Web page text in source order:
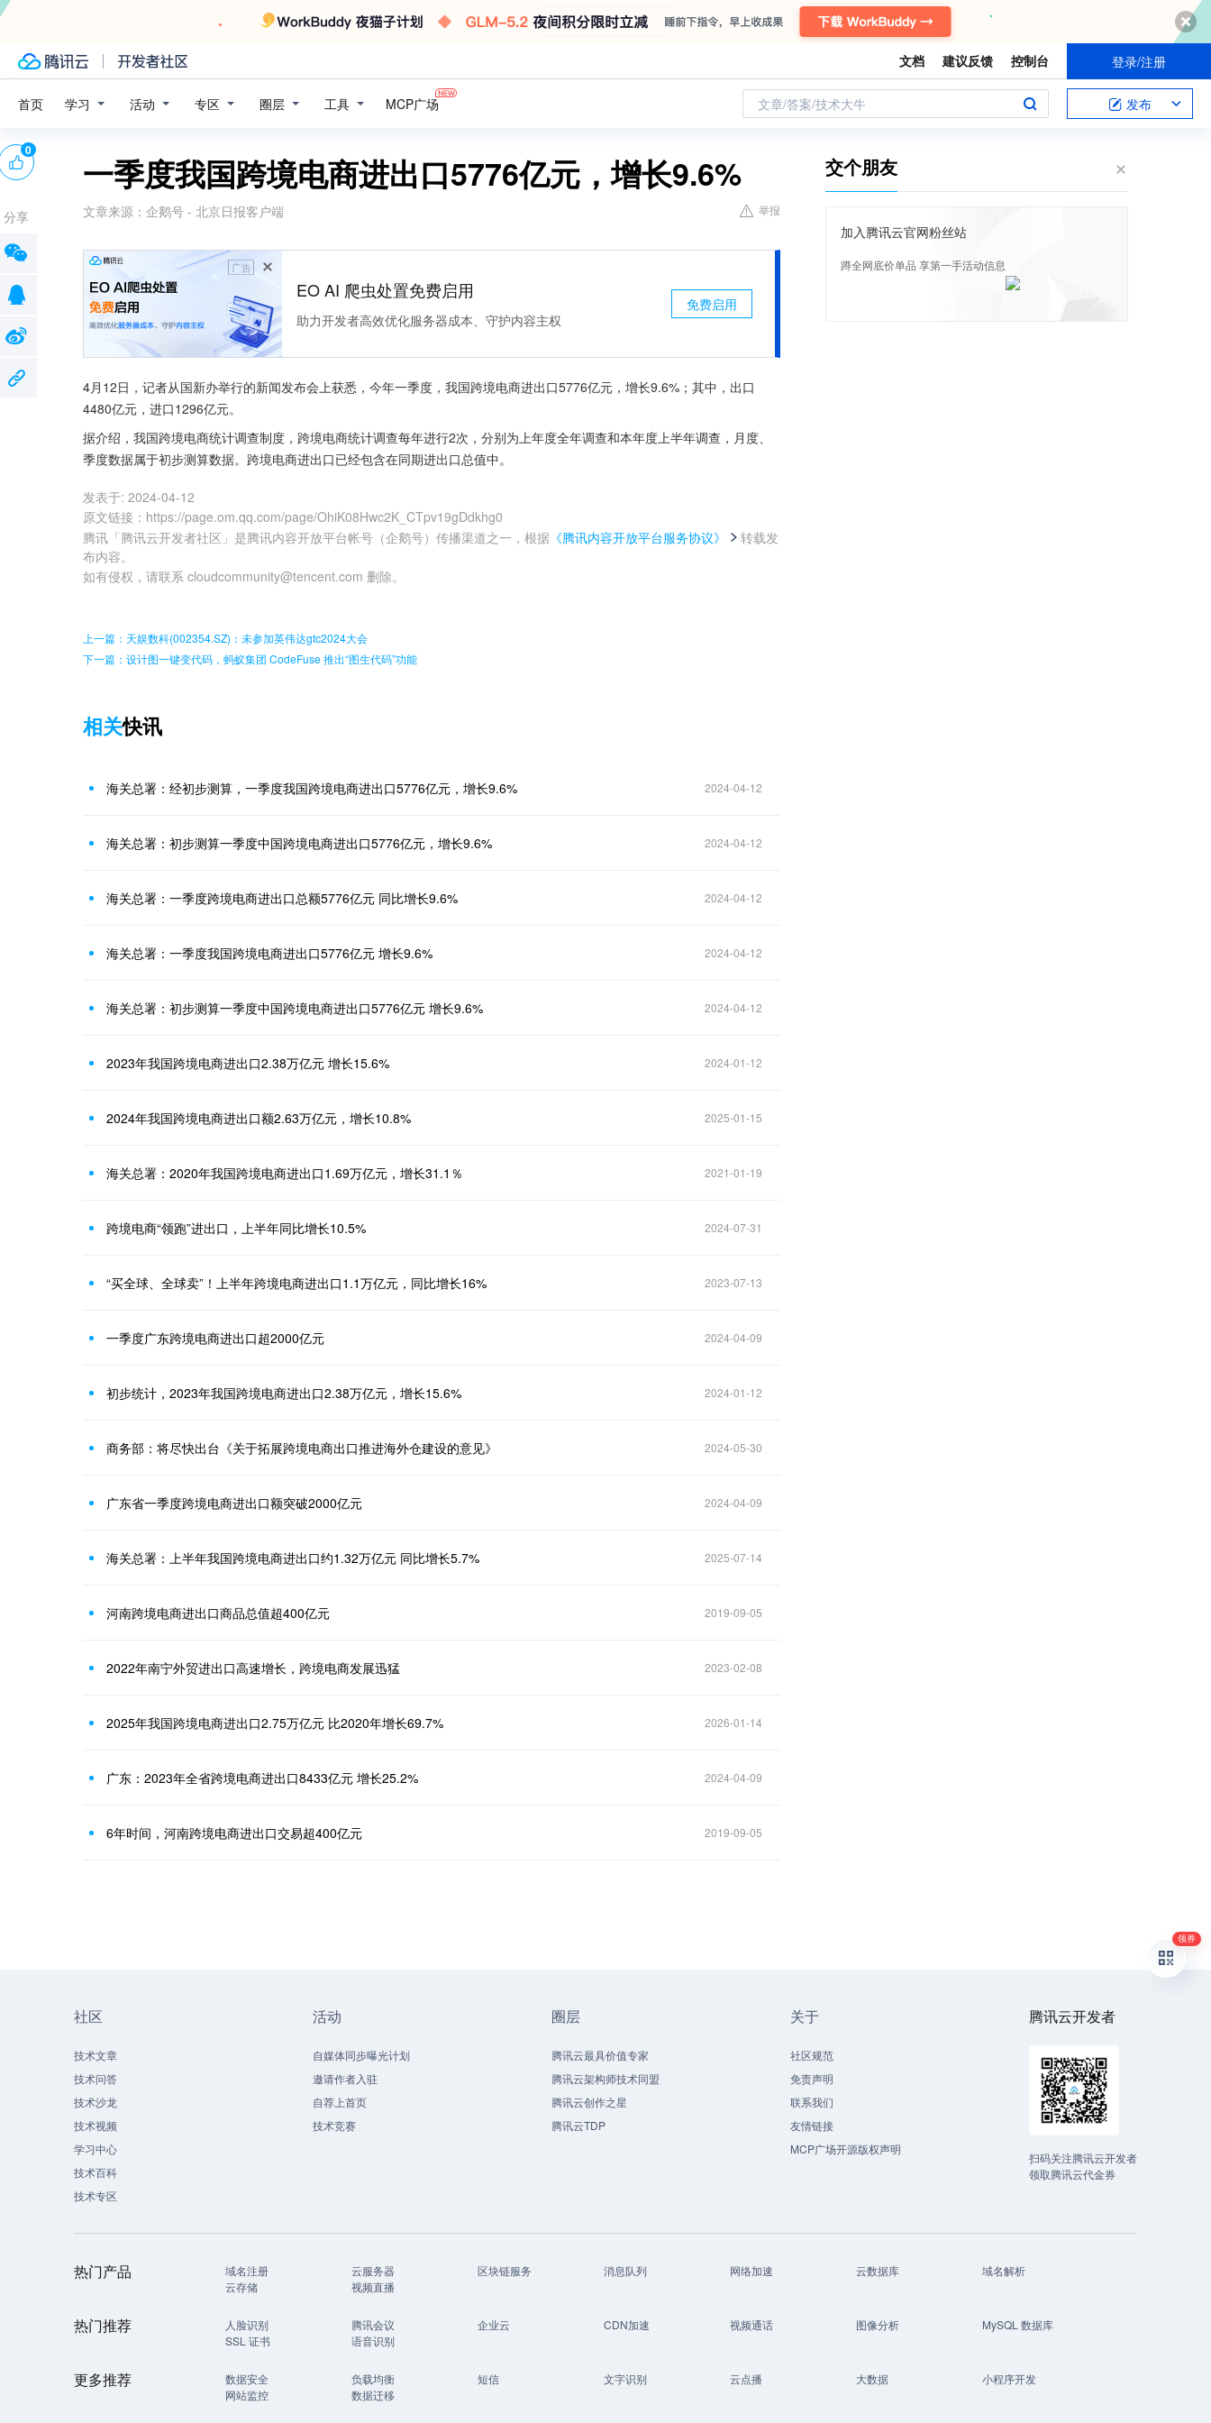
文档 建议反馈 控制台 登录/注册
首页 学习 活动 专区 圈层 工具 MCP广场 文章/答案/技术大牛 发布
一季度我国跨境电商进出口5776亿元，增长9.6%
文章来源： 企鹅号 - 北京日报客户端 举报
广告
EO AI 爬虫处置免费启用
助力开发者高效优化服务器成本、守护内容主权
免费启用
4月12日，记者从国新办举行的新闻发布会上获悉，今年一季度，我国跨境电商进出口5776亿元，增长9.6%；其中，出口
4480亿元，进口1296亿元。
据介绍，我国跨境电商统计调查制度，跨境电商统计调查每年进行2次，分别为上年度全年调查和本年度上半年调查，月度、
季度数据属于初步测算数据。跨境电商进出口已经包含在同期进出口总值中。
发表于: 2024-04-12
原文链接 ： https://page.om.qq.com/page/OhiK08Hwc2K_CTpv19gDdkhg0
腾讯「腾讯云开发者社区」是腾讯内容开放平台帐号（企鹅号）传播渠道之一，根据 《腾讯内容开放平台服务协议》
转载发
布内容。
如有侵权，请联系 cloudcommunity@tencent.com 删除。
0
分享
上一篇：天娱数科(002354.SZ)：未参加英伟达gtc2024大会
下一篇：设计图一键变代码，蚂蚁集团 CodeFuse 推出“图生代码”功能
相关快讯
海关总署：经初步测算，一季度我国跨境电商进出口5776亿元，增长9.6% 2024-04-12
海关总署：初步测算一季度中国跨境电商进出口5776亿元，增长9.6% 2024-04-12
海关总署：一季度跨境电商进出口总额5776亿元 同比增长9.6% 2024-04-12
海关总署：一季度我国跨境电商进出口5776亿元 增长9.6% 2024-04-12
海关总署：初步测算一季度中国跨境电商进出口5776亿元 增长9.6% 2024-04-12
2023年我国跨境电商进出口2.38万亿元 增长15.6% 2024-01-12
2024年我国跨境电商进出口额2.63万亿元，增长10.8% 2025-01-15
海关总署：2020年我国跨境电商进出口1.69万亿元，增长31.1％ 2021-01-19
跨境电商“领跑”进出口，上半年同比增长10.5% 2024-07-31
“买全球、全球卖”！上半年跨境电商进出口1.1万亿元，同比增长16% 2023-07-13
一季度广东跨境电商进出口超2000亿元 2024-04-09
初步统计，2023年我国跨境电商进出口2.38万亿元，增长15.6% 2024-01-12
商务部：将尽快出台《关于拓展跨境电商出口推进海外仓建设的意见》 2024-05-30
广东省一季度跨境电商进出口额突破2000亿元 2024-04-09
海关总署：上半年我国跨境电商进出口约1.32万亿元 同比增长5.7% 2025-07-14
河南跨境电商进出口商品总值超400亿元 2019-09-05
2022年南宁外贸进出口高速增长，跨境电商发展迅猛 2023-02-08
2025年我国跨境电商进出口2.75万亿元 比2020年增长69.7% 2026-01-14
广东：2023年全省跨境电商进出口8433亿元 增长25.2% 2024-04-09
6年时间，河南跨境电商进出口交易超400亿元 2019-09-05
交个朋友
加入腾讯云官网粉丝站
蹲全网底价单品 享第一手活动信息
社区
技术文章
技术问答
技术沙龙
技术视频
学习中心
技术百科
技术专区
活动
自媒体同步曝光计划
邀请作者入驻
自荐上首页
技术竞赛
圈层
腾讯云最具价值专家
腾讯云架构师技术同盟
腾讯云创作之星
腾讯云TDP
关于
社区规范
免责声明
联系我们
友情链接
MCP广场开源版权声明
腾讯云开发者
扫码关注腾讯云开发者
领取腾讯云代金券
热门产品 域名注册 云服务器 区块链服务 消息队列 网络加速 云数据库
域名解析
云存储
视频直播
热门推荐 人脸识别 腾讯会议 企业云 CDN加速 视频通话 图像分析
MySQL 数据库
SSL 证书
语音识别
更多推荐 数据安全 负载均衡 短信 文字识别 云点播 大数据
小程序开发
网站监控
数据迁移
领券